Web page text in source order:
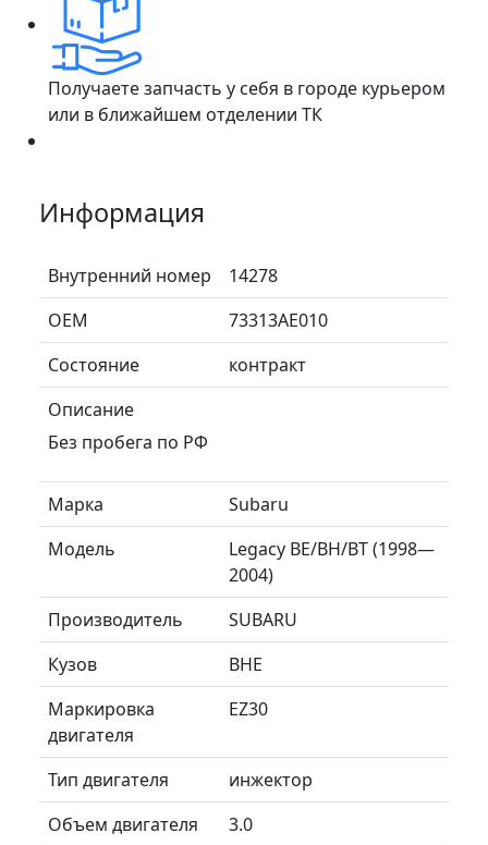
Получаете запчасть у себя в городе курьером
или в ближайшем отделении ТК
Информация
Внутренний номер
14278
ОЕМ
73313AE010
Состояние
контракт
Описание
Без пробега по РФ
Марка
Subaru
Модель
Legacy BE/BH/BT (1998—
2004)
Производитель
SUBARU
Кузов
BHE
Маркировка
двигателя
EZ30
Тип двигателя
инжектор
Объем двигателя
3.0